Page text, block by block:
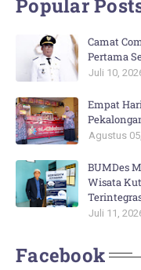
Popular
Camat
Pertama
Juli 10,
Empat
Agustus
BUMDes
Wisata
Juli 11,
Facebook